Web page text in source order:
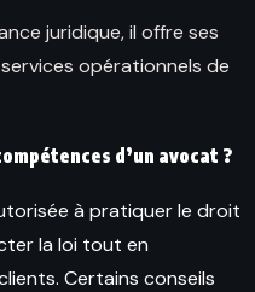
juridique, il offre ses
opérationnels de
d’un avocat ?
à pratiquer le droit
la loi tout en
Certains conseils